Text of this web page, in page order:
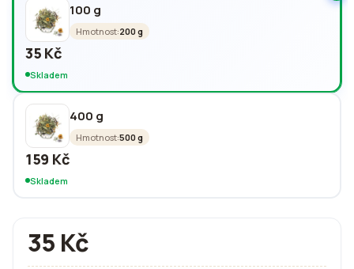
100 g
Hmotnost:200 g
35 Kč
Skladem
400 g
Hmotnost:500 g
159 Kč
Skladem
35 Kč